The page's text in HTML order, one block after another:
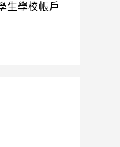
生學校帳戶